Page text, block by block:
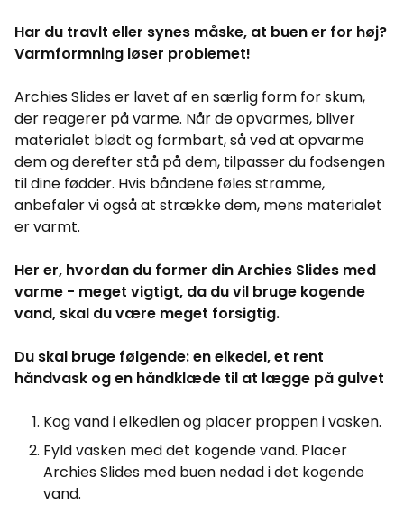
Har du travlt eller synes måske, at buen er for høj?
Varmformning løser problemet!
Archies Slides er lavet af en særlig form for skum,
der reagerer på varme. Når de opvarmes, bliver
materialet blødt og formbart, så ved at opvarme
dem og derefter stå på dem, tilpasser du fodsengen
til dine fødder. Hvis båndene føles stramme,
anbefaler vi også at strække dem, mens materialet
er varmt.
Her er, hvordan du former din Archies Slides med
varme - meget vigtigt, da du vil bruge kogende
vand, skal du være meget forsigtig.
Du skal bruge følgende: en elkedel, et rent
håndvask og en håndklæde til at lægge på gulvet
Kog vand i elkedlen og placer proppen i vasken.
Fyld vasken med det kogende vand. Placer
Archies Slides med buen nedad i det kogende
vand.